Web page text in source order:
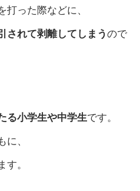
った際などに、
されて剥離してしまうので
る小学生や中学生です。
、
。